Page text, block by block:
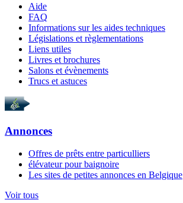
Aide
FAQ
Informations sur les aides techniques
Législations et règlementations
Liens utiles
Livres et brochures
Salons et évènements
Trucs et astuces
Annonces
Offres de prêts entre particulliers
élévateur pour baignoire
Les sites de petites annonces en Belgique
Voir tous